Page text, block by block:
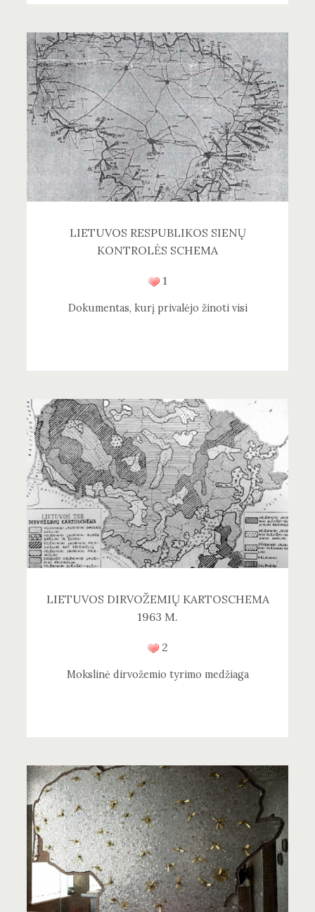
LIETUVOS RESPUBLIKOS SIENŲ
KONTROLĖS SCHEMA
1
Dokumentas, kurį privalėjo žinoti visi
LIETUVOS DIRVOŽEMIŲ KARTOSCHEMA
1963 M.
2
Mokslinė dirvožemio tyrimo medžiaga